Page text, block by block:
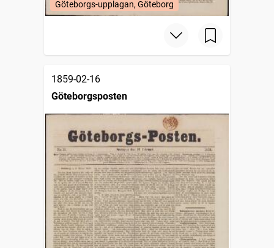
Göteborgs-upplagan, Göteborg
1859-02-16
Göteborgsposten